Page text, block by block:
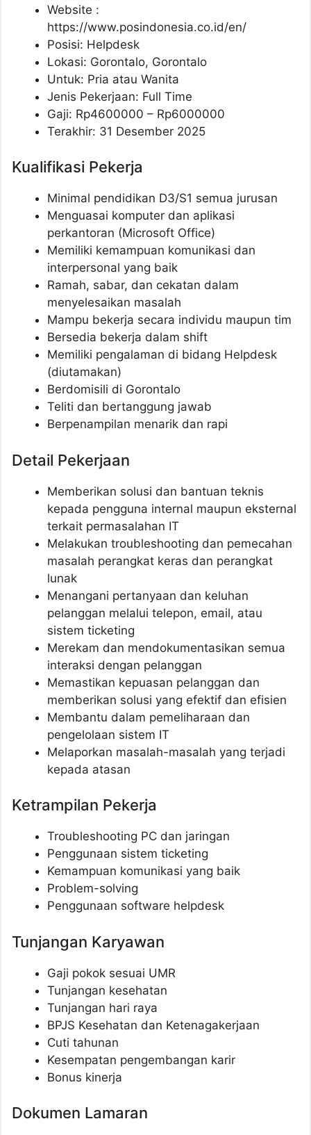
Website :
https://www.posindonesia.co.id/en/
Posisi: Helpdesk
Lokasi: Gorontalo, Gorontalo
Untuk: Pria atau Wanita
Jenis Pekerjaan: Full Time
Gaji: Rp4600000 – Rp6000000
Terakhir: 31 Desember 2025
Kualifikasi Pekerja
Minimal pendidikan D3/S1 semua jurusan
Menguasai komputer dan aplikasi
perkantoran (Microsoft Office)
Memiliki kemampuan komunikasi dan
interpersonal yang baik
Ramah, sabar, dan cekatan dalam
menyelesaikan masalah
Mampu bekerja secara individu maupun tim
Bersedia bekerja dalam shift
Memiliki pengalaman di bidang Helpdesk
(diutamakan)
Berdomisili di Gorontalo
Teliti dan bertanggung jawab
Berpenampilan menarik dan rapi
Detail Pekerjaan
Memberikan solusi dan bantuan teknis
kepada pengguna internal maupun eksternal
terkait permasalahan IT
Melakukan troubleshooting dan pemecahan
masalah perangkat keras dan perangkat
lunak
Menangani pertanyaan dan keluhan
pelanggan melalui telepon, email, atau
sistem ticketing
Merekam dan mendokumentasikan semua
interaksi dengan pelanggan
Memastikan kepuasan pelanggan dan
memberikan solusi yang efektif dan efisien
Membantu dalam pemeliharaan dan
pengelolaan sistem IT
Melaporkan masalah-masalah yang terjadi
kepada atasan
Ketrampilan Pekerja
Troubleshooting PC dan jaringan
Penggunaan sistem ticketing
Kemampuan komunikasi yang baik
Problem-solving
Penggunaan software helpdesk
Tunjangan Karyawan
Gaji pokok sesuai UMR
Tunjangan kesehatan
Tunjangan hari raya
BPJS Kesehatan dan Ketenagakerjaan
Cuti tahunan
Kesempatan pengembangan karir
Bonus kinerja
Dokumen Lamaran